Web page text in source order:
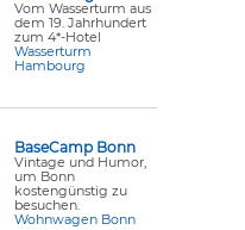
Vom Wasserturm aus
dem 19. Jahrhundert
zum 4*-Hotel
Wasserturm
Hambourg
BaseCamp Bonn
Vintage und Humor,
um Bonn
kostengünstig zu
besuchen.
Wohnwagen Bonn